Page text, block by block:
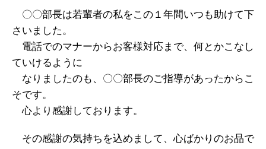
〇〇部長は若輩者の私をこの１年間いつも助けて下
さいました。
電話でのマナーからお客様対応まで、何とかこなし
ていけるように
なりましたのも、〇〇部長のご指導があったからこ
そです。
心より感謝しております。
その感謝の気持ちを込めまして、心ばかりのお品で